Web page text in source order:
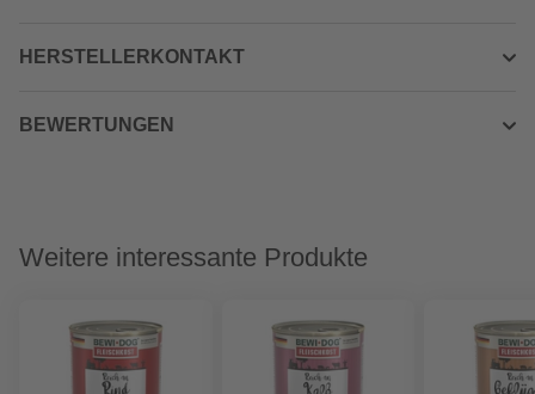
HERSTELLERKONTAKT
BEWERTUNGEN
Weitere interessante Produkte